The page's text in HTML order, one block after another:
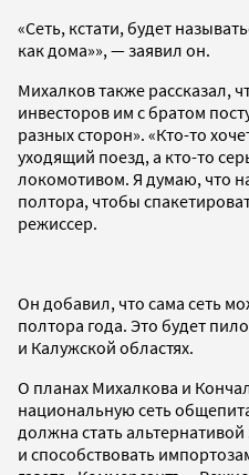
«Сеть, кстати, будет
как дома»», — заявил он.
Михалков также рассказал,
инвесторов им с братом
разных сторон». «Кто-то
уходящий поезд, а кто-то
локомотивом. Я думаю, что
полтора, чтобы
режиссер.
Он добавил, что сама сеть
полтора года. Это будет
и Калужской областях.
О планах Михалкова и
национальную сеть
должна стать
и способствовать